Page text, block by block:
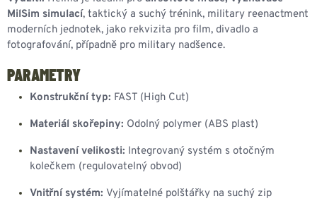
MilSim simulací, taktický a suchý trénink, military reenactment
moderních jednotek, jako rekvizita pro film, divadlo a
fotografování, případně pro military nadšence.
PARAMETRY
Konstrukční typ: FAST (High Cut)
Materiál skořepiny: Odolný polymer (ABS plast)
Nastavení velikosti: Integrovaný systém s otočným
kolečkem (regulovatelný obvod)
Vnitřní systém: Vyjímatelné polštářky na suchý zip